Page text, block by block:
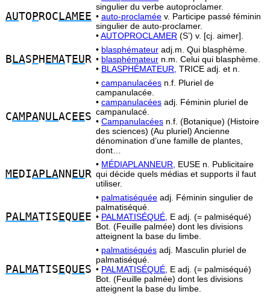
AUTO P ROC LAMEE
singulier du verbe autoproclamer.
• auto-proclamée v. Participe passé féminin
singulier de auto-proclamer.
•AUTOPROCLAMER (S’) v. [cj. aimer].
B LAS P H EMATEU R
• blasphémateur adj.m. Qui blasphème.
• blasphémateur n.m. Celui qui blasphème.
• BLASPHÉMATEUR, TRICE adj. et n.
CAMPAN ULAC EES
• campanulacées n.f. Pluriel de
campanulacée.
• campanulacées adj. Féminin pluriel de
campanulacé.
• Campanulacées n.f. (Botanique) (Histoire
des sciences) (Au pluriel) Ancienne
dénomination d’une famille de plantes,
dont…
ME DIAPLANN EU R
• MÉDIAPLANNEUR,
EUSE n. Publicitaire
qui décide quels médias et supports il faut
utiliser.
PALMATIS EQUE E
• palmatiséquée adj. Féminin singulier de
palmatiséqué.
• PALMATISÉQUÉ, E adj. (= palmiséqué)
Bot. (Feuille palmée) dont les divisions
atteignent la base du limbe.
PALMATIS EQUES
• palmatiséqués adj. Masculin pluriel de
palmatiséqué.
• PALMATISÉQUÉ, E adj. (= palmiséqué)
Bot. (Feuille palmée) dont les divisions
atteignent la base du limbe.